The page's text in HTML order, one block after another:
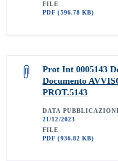
FILE
PDF(596.78 KB)
Prot Int 0005143
Documento
PROT.5143
DATA
21/12/2023
FILE
PDF(936.82 KB)